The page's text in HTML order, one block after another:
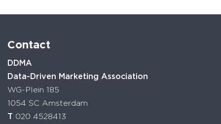
Contact
DDMA
Data-Driven Marketing Association
WG-Plein 185
1054 SC Amsterdam
T 020 4528413